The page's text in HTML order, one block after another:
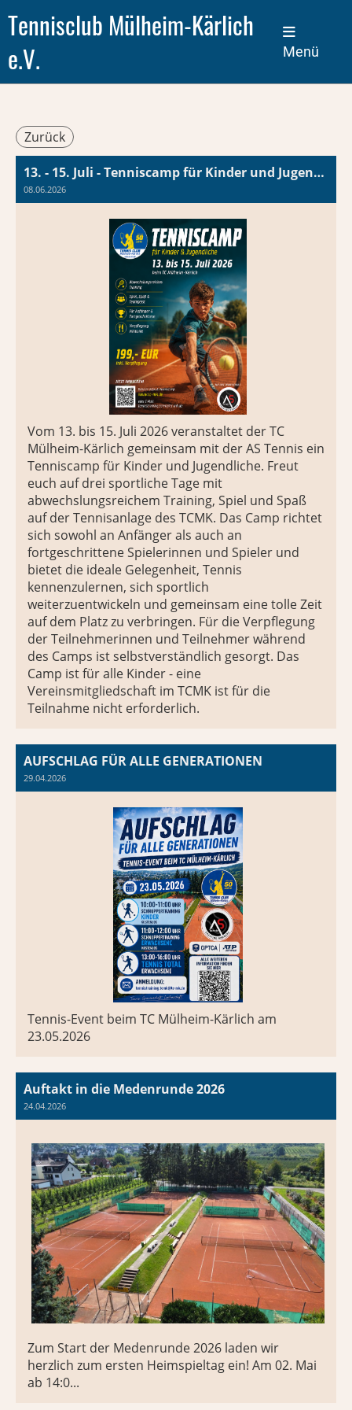
Tennisclub Mülheim-Kärlich
e.V.
Menü
Zurück
13. - 15. Juli - Tenniscamp für Kinder und Jugendliche beim TC Mülheim-Kärlich
08.06.2026
Vom 13. bis 15. Juli 2026 veranstaltet der TC
Mülheim-Kärlich gemeinsam mit der AS Tennis ein
Tenniscamp für Kinder und Jugendliche. Freut
euch auf drei sportliche Tage mit
abwechslungsreichem Training, Spiel und Spaß
auf der Tennisanlage des TCMK. Das Camp richtet
sich sowohl an Anfänger als auch an
fortgeschrittene Spielerinnen und Spieler und
bietet die ideale Gelegenheit, Tennis
kennenzulernen, sich sportlich
weiterzuentwickeln und gemeinsam eine tolle Zeit
auf dem Platz zu verbringen. Für die Verpflegung
der Teilnehmerinnen und Teilnehmer während
des Camps ist selbstverständlich gesorgt. Das
Camp ist für alle Kinder - eine
Vereinsmitgliedschaft im TCMK ist für die
Teilnahme nicht erforderlich.
AUFSCHLAG FÜR ALLE GENERATIONEN
29.04.2026
Tennis-Event beim TC Mülheim-Kärlich am
23.05.2026
Auftakt in die Medenrunde 2026
24.04.2026
Zum Start der Medenrunde 2026 laden wir
herzlich zum ersten Heimspieltag ein! Am 02. Mai
ab 14:0...